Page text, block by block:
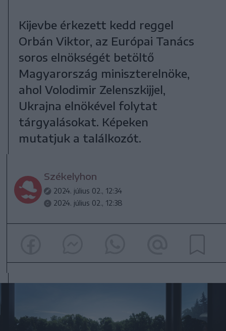
Kijevbe érkezett kedd reggel
Orbán Viktor, az Európai Tanács
soros elnökségét betöltő
Magyarország miniszterelnöke,
ahol Volodimir Zelenszkijjel,
Ukrajna elnökével folytat
tárgyalásokat. Képeken
mutatjuk a találkozót.
Székelyhon
2024. július 02., 12:34
2024. július 02., 12:38